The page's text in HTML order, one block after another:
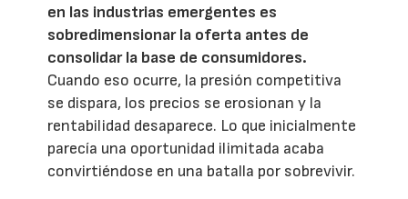
en las industrias emergentes es
sobredimensionar la oferta antes de
consolidar la base de consumidores.
Cuando eso ocurre, la presión competitiva
se dispara, los precios se erosionan y la
rentabilidad desaparece. Lo que inicialmente
parecía una oportunidad ilimitada acaba
convirtiéndose en una batalla por sobrevivir.